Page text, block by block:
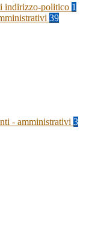
indirizzo-politico 1
39
- amministrativi 3